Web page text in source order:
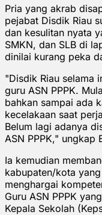
Pria yang akrab
pejabat Disdik Riau
dan kesulitan nyata
SMKN, dan SLB di
dinilai kurang peka
"Disdik Riau selama
guru ASN PPPK.
bahkan sampai ada
kecelakaan saat
Belum lagi adanya
ASN PPPK,"
Ia kemudian
kabupaten/kota
menghargai
Guru ASN PPPK
Kepala Sekolah